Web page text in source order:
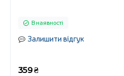
В наявності
Залишити відгук
359 ₴